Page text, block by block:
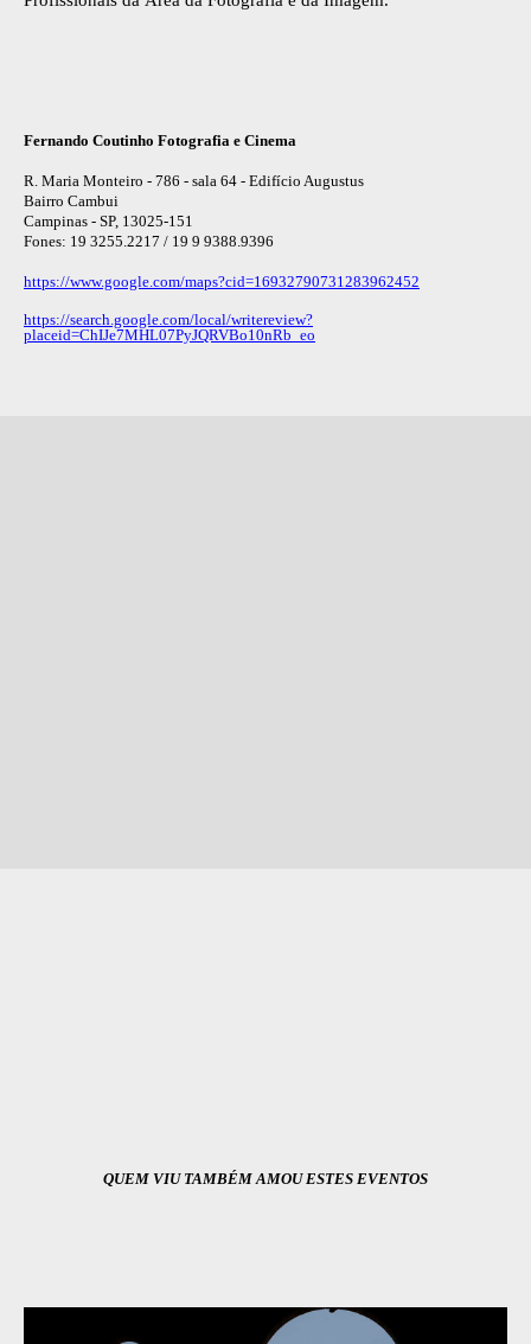
Fernando Coutinho Fotografia e Cinema
R. Maria Monteiro - 786 - sala 64 - Edifício Augustus
Bairro Cambui
Campinas - SP, 13025-151
Fones: 19 3255.2217 / 19 9 9388.9396
https://www.google.com/maps?cid=16932790731283962452
https://search.google.com/local/writereview?
placeid=ChIJe7MHL07PyJQRVBo10nRb_eo
QUEM VIU TAMBÉM AMOU ESTES EVENTOS